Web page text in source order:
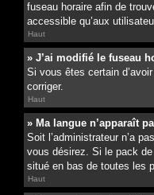
fuseau horaire afin de
accessible qu’aux
Haut
» J’ai modifié le fuseau
Si vous êtes certain
corriger.
Haut
» Ma langue n’apparaît
Soit l’administrateur n’a
vous désirez. Si le pack
situé en bas de toutes les
Haut